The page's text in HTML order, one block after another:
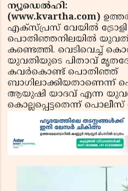
ന്യൂഡെല്‍ഹി:
(www.kvartha.com)
എക്‌സ്പ്രസ് വേയില്‍
പൊതിഞ്ഞനിലയില്‍
കണ്ടെത്തി. വെടിവെച്ച്
യുവതിയുടെ പിതാവ്
കവര്‍കൊണ്ട് പൊതിഞ്ഞ്
ബാഗിലാക്കിയതാണെന്ന്
ആയുഷി യാദവ് എന്ന
കൊല്ലപ്പെട്ടതെന്ന് പൊലീസ്